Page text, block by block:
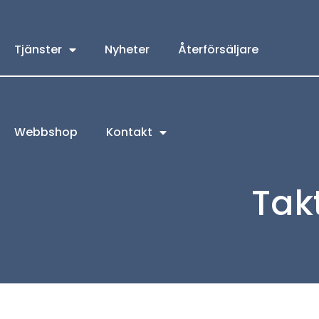
Tjänster Nyheter Återförsäljare
Webbshop Kontakt